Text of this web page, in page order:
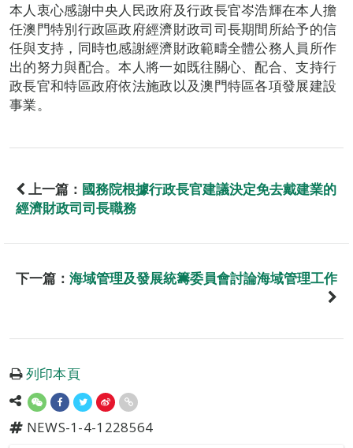
本人衷心感謝中央人民政府及行政長官岑浩輝在本人擔
任澳門特別行政區政府經濟財政司司長期間所給予的信
任與支持，同時也感謝經濟財政範疇全體公務人員所作
出的努力與配合。本人將一如既往關心、配合、支持行
政長官和特區政府依法施政以及澳門特區各項發展建設
事業。
上一篇： 國務院根據行政長官建議決定免去戴建業的
經濟財政司司長職務
下一篇： 海域管理及發展統籌委員會討論海域管理工作
列印本頁
NEWS-1-4-1228564